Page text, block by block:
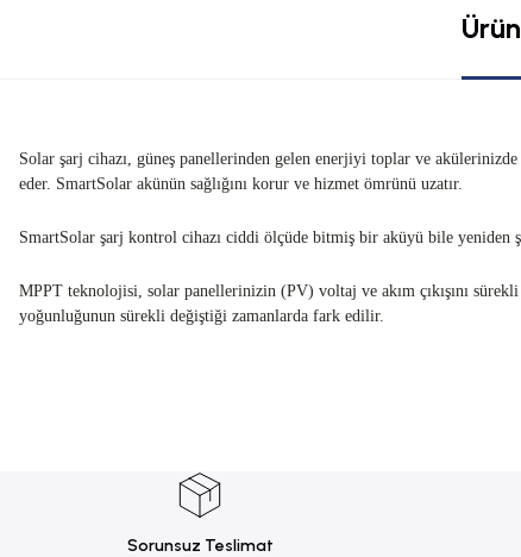
Solar şarj cihazı, güneş panellerinden gelen enerjiyi toplar ve
eder. SmartSolar akünün sağlığını korur ve hizmet ömrünü uzatır.
SmartSolar şarj kontrol cihazı ciddi ölçüde bitmiş bir aküyü bile yeniden
MPPT teknolojisi, solar panellerinizin (PV) voltaj ve akım çıkışını
yoğunluğunun sürekli değiştiği zamanlarda fark edilir.
Ürün açıklamasında eksik bilgiler bulunuyor.
Ürün bilgilerinde hatalar bulunuyor.
Sorunsuz Teslimat